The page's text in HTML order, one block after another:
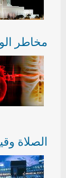
مخاطر
الصلاة